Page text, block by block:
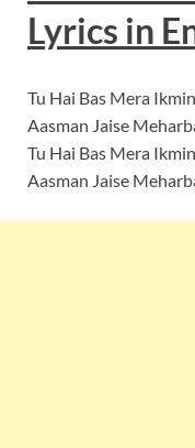
Lyrics in
Tu Hai Bas Mera
Aasman Jaise
Tu Hai Bas Mera
Aasman Jaise